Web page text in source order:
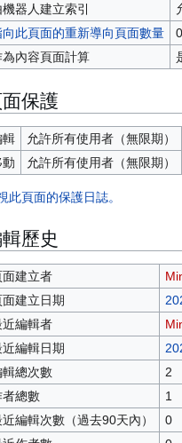
機器人建立索引
向此頁面的重新導向頁面數量
0
為內容頁面計算
保護
輯
允許所有使用者​（無限期）
允許所有使用者​（無限期）
此頁面的保護日誌。
歷史
面建立者
面建立日期
近編輯者
近編輯日期
輯總次數
2
者總數
1
編輯次數（過去90天內）
0